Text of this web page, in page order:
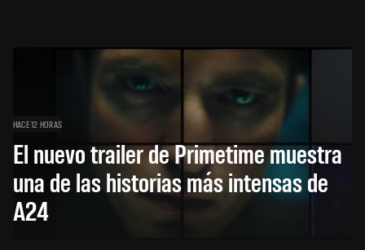
HACE 12 HORAS
El nuevo trailer de Primetime muestra
una de las historias más intensas de
A24